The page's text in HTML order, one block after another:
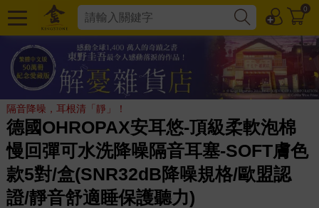
0
隔音降噪，耳根清「靜」！
德國OHROPAX安耳悠-頂級柔軟泡棉
慢回彈可水洗降噪隔音耳塞-SOFT膚色
款5對/盒(SNR32dB降噪規格/歐盟認
證/靜音舒適睡保護聽力)